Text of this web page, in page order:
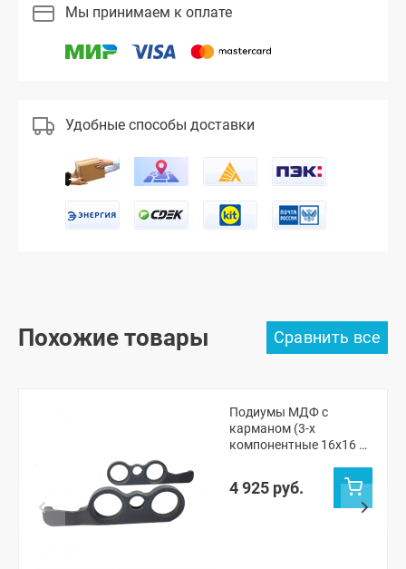
Мы принимаем к оплате
Удобные способы доставки
Похожие товары
Подиумы МДФ с
карманом (3-х
компонентные 16x16 x
avto" ВАЗ 2101, 2105-07,
Нива ЧПУ (без
4 925 руб.